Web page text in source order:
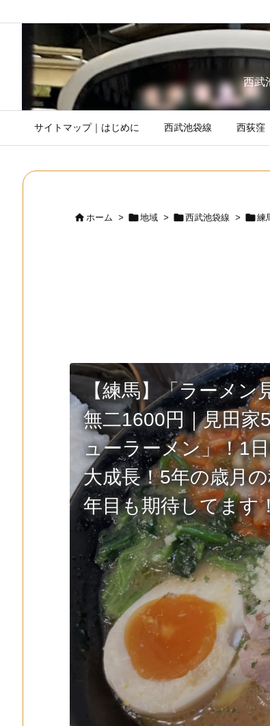
西武
サイトマップ｜はじめに 西武池袋線 西荻窪
ホーム > 地域 > 西武池袋線 > 練
【練馬】「ラーメ
無二1600円｜見田
ューラーメン」！1
大成長！5年の歳月
年目も期待してます